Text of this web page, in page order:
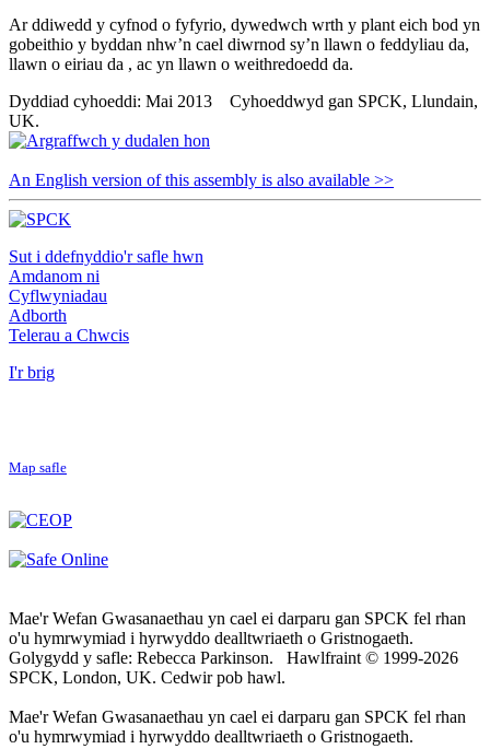
Ar ddiwedd y cyfnod o fyfyrio, dywedwch wrth y plant eich bod yn
gobeithio y byddan nhw’n cael diwrnod sy’n llawn o feddyliau da,
llawn o eiriau da , ac yn llawn o weithredoedd da.
Dyddiad cyhoeddi: Mai 2013 Cyhoeddwyd gan SPCK, Llundain,
UK.
An English version of this assembly is also available >>
Sut i ddefnyddio'r safle hwn
Amdanom ni
Cyflwyniadau
Adborth
Telerau a Chwcis
I'r brig
Map safle
Mae'r Wefan Gwasanaethau yn cael ei darparu gan SPCK fel rhan
o'u hymrwymiad i hyrwyddo dealltwriaeth o Gristnogaeth.
Golygydd y safle: Rebecca Parkinson. Hawlfraint © 1999-2026
SPCK, London, UK. Cedwir pob hawl.
Mae'r Wefan Gwasanaethau yn cael ei darparu gan SPCK fel rhan
o'u hymrwymiad i hyrwyddo dealltwriaeth o Gristnogaeth.